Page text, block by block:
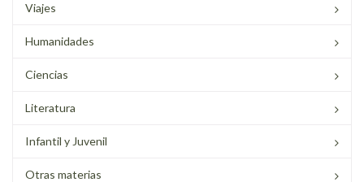
Viajes
Humanidades
Ciencias
Literatura
Infantil y Juvenil
Otras materias